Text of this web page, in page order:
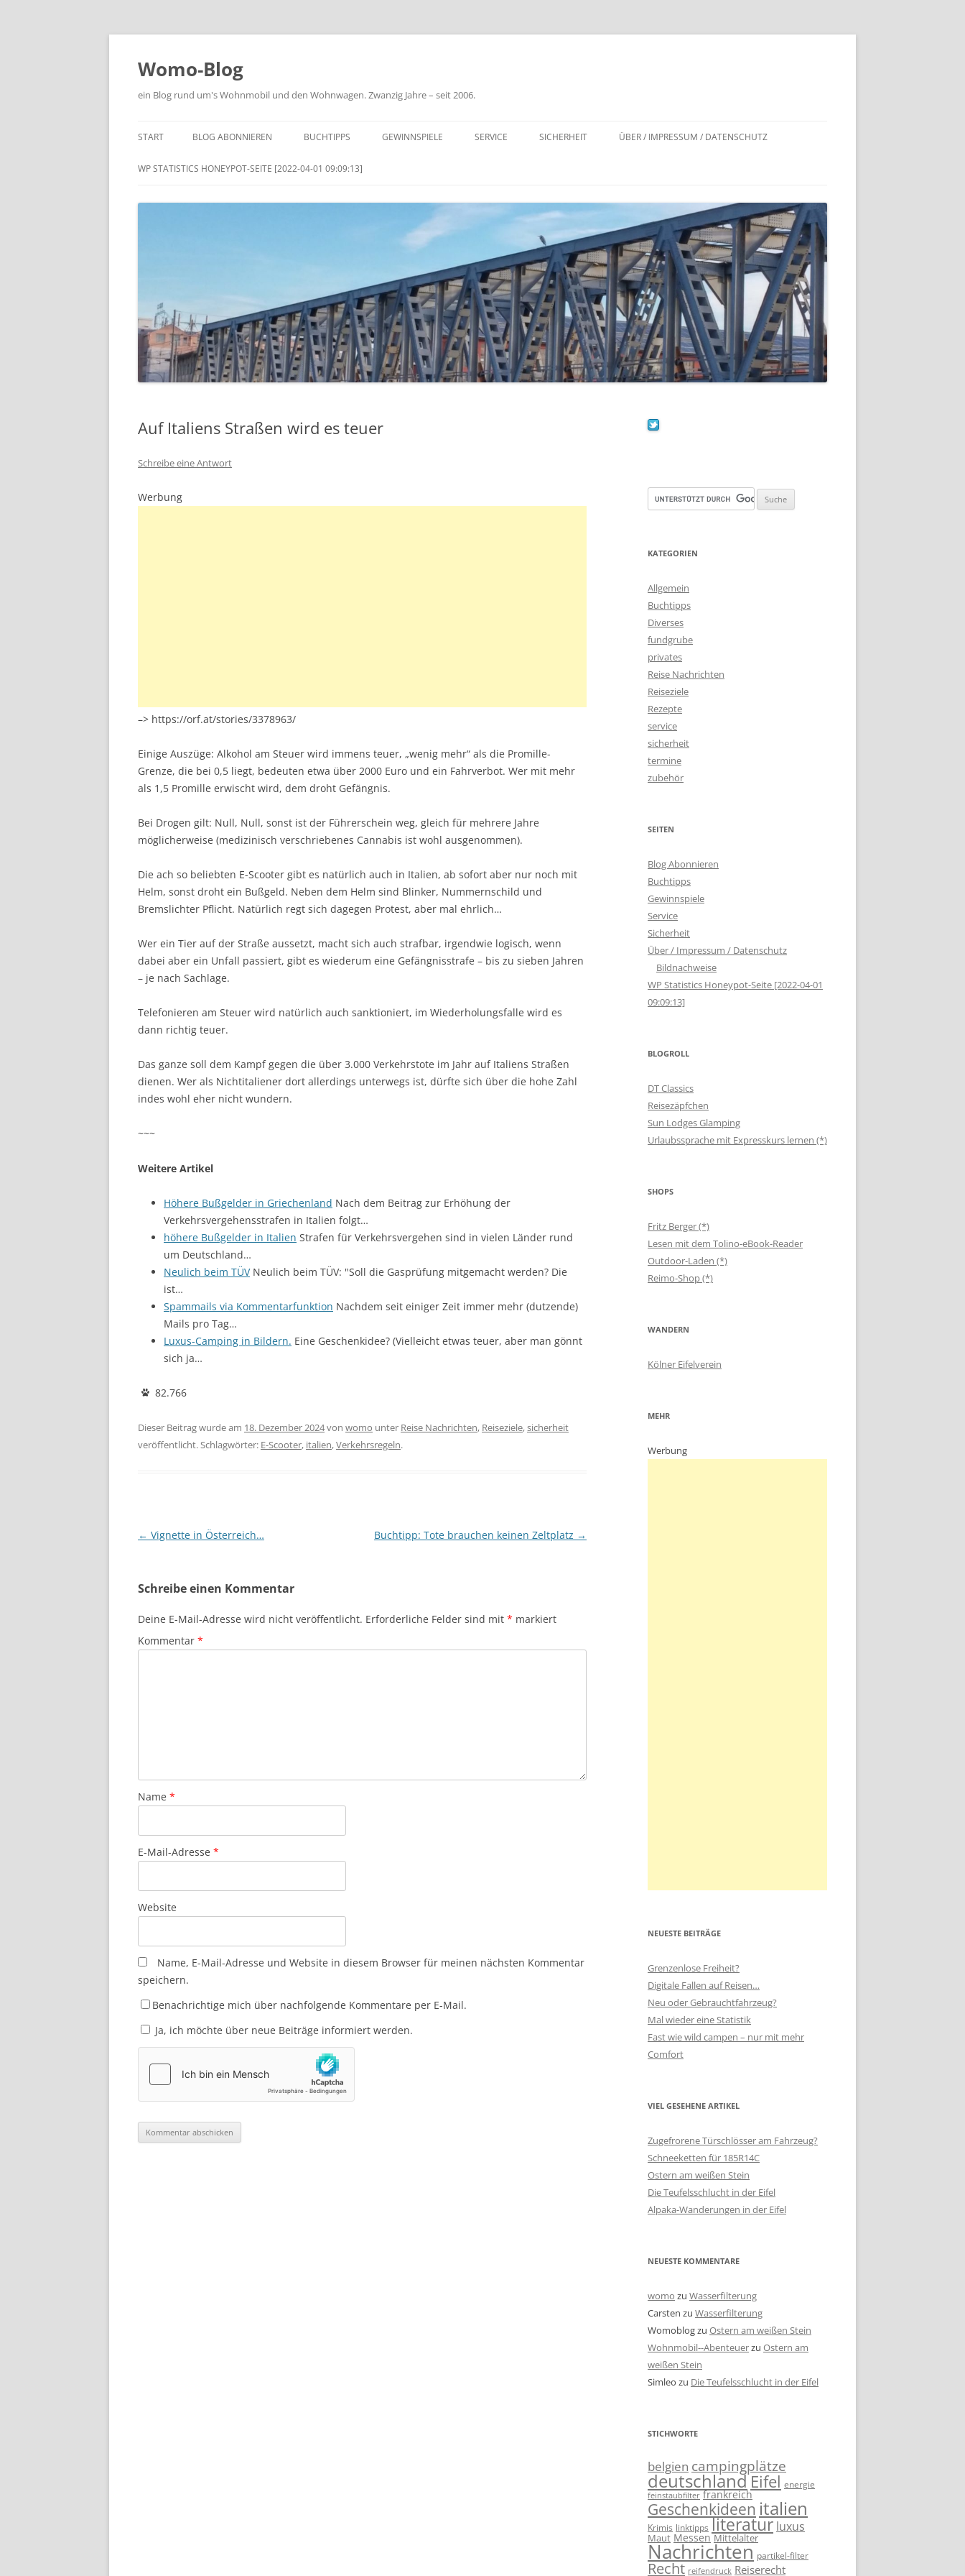
Zum
Womo-Blog
ein Blog rund um's Wohnmobil und den Wohnwagen. Zwanzig Jahre – seit 2006.
START BLOG ABONNIEREN BUCHTIPPS GEWINNSPIELE SERVICE SICHERHEIT ÜBER / IMPRESSUM / DATENSCHUTZ
WP STATISTICS HONEYPOT-SEITE [2022-04-01 09:09:13]
Auf Italiens Straßen wird es teuer
Schreibe eine Antwort
Werbung
–> https://orf.at/stories/3378963/
Einige Auszüge: Alkohol am Steuer wird immens teuer, „wenig mehr“ als die Promille-
Grenze, die bei 0,5 liegt, bedeuten etwa über 2000 Euro und ein Fahrverbot. Wer mit mehr
als 1,5 Promille erwischt wird, dem droht Gefängnis.
Bei Drogen gilt: Null, Null, sonst ist der Führerschein weg, gleich für mehrere Jahre
möglicherweise (medizinisch verschriebenes Cannabis ist wohl ausgenommen).
Die ach so beliebten E-Scooter gibt es natürlich auch in Italien, ab sofort aber nur noch mit
Helm, sonst droht ein Bußgeld. Neben dem Helm sind Blinker, Nummernschild und
Bremslichter Pflicht. Natürlich regt sich dagegen Protest, aber mal ehrlich…
Wer ein Tier auf der Straße aussetzt, macht sich auch strafbar, irgendwie logisch, wenn
dabei aber ein Unfall passiert, gibt es wiederum eine Gefängnisstrafe – bis zu sieben Jahren
– je nach Sachlage.
Telefonieren am Steuer wird natürlich auch sanktioniert, im Wiederholungsfalle wird es
dann richtig teuer.
Das ganze soll dem Kampf gegen die über 3.000 Verkehrstote im Jahr auf Italiens Straßen
dienen. Wer als Nichtitaliener dort allerdings unterwegs ist, dürfte sich über die hohe Zahl
indes wohl eher nicht wundern.
~~~
Weitere Artikel
Höhere Bußgelder in Griechenland Nach dem Beitrag zur Erhöhung der
Verkehrsvergehensstrafen in Italien folgt…
höhere Bußgelder in Italien Strafen für Verkehrsvergehen sind in vielen Länder rund
um Deutschland…
Neulich beim TÜVNeulich beim TÜV: "Soll die Gasprüfung mitgemacht werden? Die
ist…
Spammails via Kommentarfunktion Nachdem seit einiger Zeit immer mehr (dutzende)
Mails pro Tag…
Luxus-Camping in Bildern. Eine Geschenkidee? (Vielleicht etwas teuer, aber man gönnt
sich ja…
82.766
Dieser Beitrag wurde am 18. Dezember 2024von womo unter Reise Nachrichten, Reiseziele,sicherheit
veröffentlicht. Schlagwörter: E-Scooter, italien,Verkehrsregeln.
Beitragsnavigation
← Vignette in Österreich… Buchtipp: Tote brauchen keinen Zeltplatz →
Schreibe einen Kommentar
Deine E-Mail-Adresse wird nicht veröffentlicht. Erforderliche Felder sind mit * markiert
Kommentar *
Name *
E-Mail-Adresse *
Website
Name, E-Mail-Adresse und Website in diesem Browser für meinen nächsten Kommentar
speichern.
Benachrichtige mich über nachfolgende Kommentare per E-Mail.
Ja, ich möchte über neue Beiträge informiert werden.
KATEGORIEN
Allgemein
Buchtipps
Diverses
fundgrube
privates
Reise Nachrichten
Reiseziele
Rezepte
service
sicherheit
termine
zubehör
SEITEN
Blog Abonnieren
Buchtipps
Gewinnspiele
Service
Sicherheit
Über / Impressum / Datenschutz
Bildnachweise
WP Statistics Honeypot-Seite [2022-04-01
09:09:13]
BLOGROLL
DT Classics
Reisezäpfchen
Sun Lodges Glamping
Urlaubssprache mit Expresskurs lernen (*)
SHOPS
Fritz Berger (*)
Lesen mit dem Tolino-eBook-Reader
Outdoor-Laden (*)
Reimo-Shop (*)
WANDERN
Kölner Eifelverein
MEHR
Werbung
NEUESTE BEITRÄGE
Grenzenlose Freiheit?
Digitale Fallen auf Reisen…
Neu oder Gebrauchtfahrzeug?
Mal wieder eine Statistik
Fast wie wild campen – nur mit mehr
Comfort
VIEL GESEHENE ARTIKEL
Zugefrorene Türschlösser am Fahrzeug?
Schneeketten für 185R14C
Ostern am weißen Stein
Die Teufelsschlucht in der Eifel
Alpaka-Wanderungen in der Eifel
NEUESTE KOMMENTARE
womo zu Wasserfilterung
Carsten zu Wasserfilterung
Womoblogzu Ostern am weißen Stein
Wohnmobil--Abenteuerzu Ostern am
weißen Stein
Simleo zu Die Teufelsschlucht in der Eifel
STICHWORTE
belgien campingplätze
deutschland Eifel energie
feinstaubfilter frankreich
Geschenkideen italien
Krimis linktipps literatur luxus
Maut Messen Mittelalter
Nachrichten partikel-filter
Recht reifendruck Reiserecht